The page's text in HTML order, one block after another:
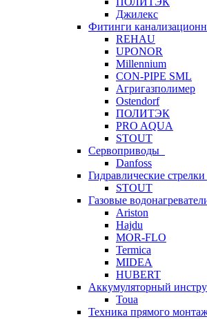
Джилекс
Фитинги
REHAU
UPONOR
Millennium
CON-PIPE SML
Агригазполимер
Ostendorf
ПОЛИТЭК
PRO AQUA
STOUT
Сервоприводы
Danfoss
Гидравлические стрелки
STOUT
Газовые
Ariston
Hajdu
MOR-FLO
Termica
MIDEA
HUBERT
Аккумуляторный
Toua
Техника прямого